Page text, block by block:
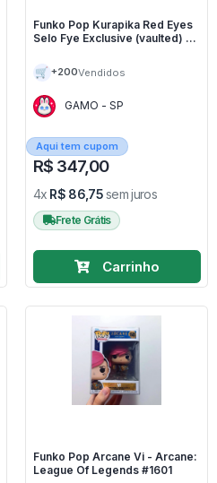
Funko Pop Kurapika Red Eyes
Selo Fye Exclusive (vaulted) -
🛒 +200Vendidos
GAMO - SP
Aqui tem cupom
R$ 347,00
4x R$ 86,75sem juros
Frete Grátis
Carrinho
Funko Pop Arcane Vi - Arcane:
League Of Legends #1601